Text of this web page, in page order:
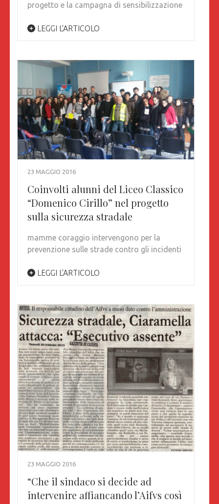
progetto e la campagna di sensibilizzazione
LEGGI L'ARTICOLO
23 MAGGIO 2016
Coinvolti alunni del Liceo Classico
“Domenico Cirillo” nel progetto
sulla sicurezza stradale
mamme coraggio intervengono per la
prevenzione sulle strade contro gli incidenti
LEGGI L'ARTICOLO
23 MAGGIO 2016
“Che il sindaco si decide ad
intervenire affiancando l’Aifvs così